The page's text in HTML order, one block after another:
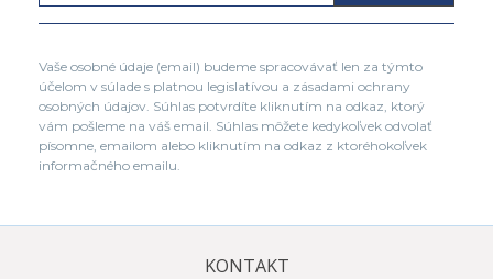
Vaše osobné údaje (email) budeme spracovávať len za týmto
účelom v súlade s platnou legislatívou a zásadami ochrany
osobných údajov. Súhlas potvrdíte kliknutím na odkaz, ktorý
vám pošleme na váš email. Súhlas môžete kedykoľvek odvolať
písomne, emailom alebo kliknutím na odkaz z ktoréhokoľvek
informačného emailu.
KONTAKT